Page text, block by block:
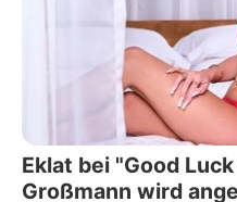
Eklat bei "Good
Großmann wird